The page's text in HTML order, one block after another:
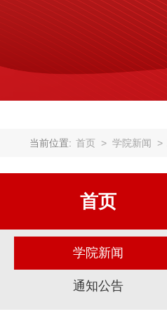
当前位置: 首页 > 学院新闻 >
首页
学院新闻
通知公告